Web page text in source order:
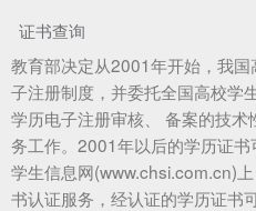
证书查询
教育部决定从2001年开始，我
子注册制度，并委托全国高校学
学历电子注册审核、 备案的技
务工作。2001年以后的学历证
学生信息网(www.chsi.com.cn)
书认证服务，经认证的学历证书